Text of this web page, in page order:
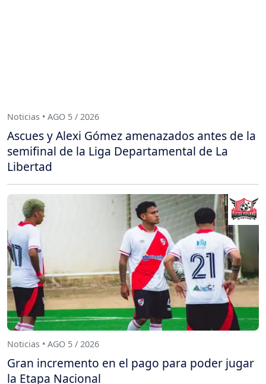
Noticias • AGO 5 / 2026
Ascues y Alexi Gómez amenazados antes de la
semifinal de la Liga Departamental de La
Libertad
Noticias • AGO 5 / 2026
Gran incremento en el pago para poder jugar
la Etapa Nacional